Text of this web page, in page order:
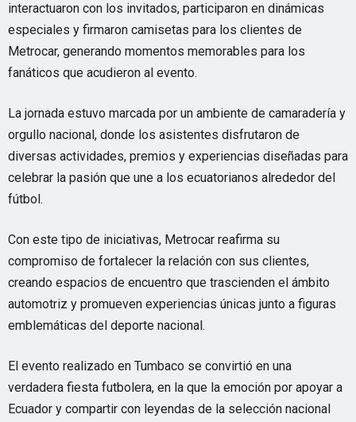
interactuaron con los invitados, participaron en dinámicas
especiales y firmaron camisetas para los clientes de
Metrocar, generando momentos memorables para los
fanáticos que acudieron al evento.
La jornada estuvo marcada por un ambiente de camaradería y
orgullo nacional, donde los asistentes disfrutaron de
diversas actividades, premios y experiencias diseñadas para
celebrar la pasión que une a los ecuatorianos alrededor del
fútbol.
Con este tipo de iniciativas, Metrocar reafirma su
compromiso de fortalecer la relación con sus clientes,
creando espacios de encuentro que trascienden el ámbito
automotriz y promueven experiencias únicas junto a figuras
emblemáticas del deporte nacional.
El evento realizado en Tumbaco se convirtió en una
verdadera fiesta futbolera, en la que la emoción por apoyar a
Ecuador y compartir con leyendas de la selección nacional